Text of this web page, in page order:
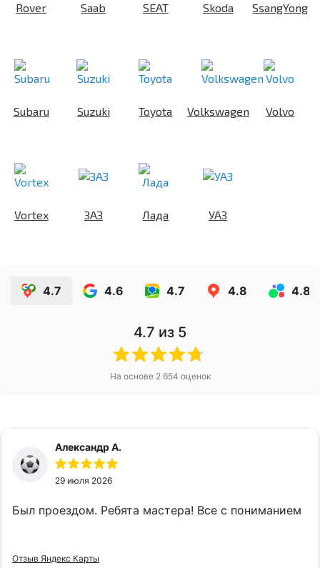
Rover Saab SEAT Skoda SsangYong
Subaru Suzuki Toyota Volkswagen Volvo
Vortex ЗАЗ Лада УАЗ
4.7 4.6 4.7 4.8 4.8
4.7 из 5
На основе 2 654 оценок
Александр А.
29 июля 2026
Был проездом. Ребята мастера! Все с пониманием
Отзыв Яндекс Карты